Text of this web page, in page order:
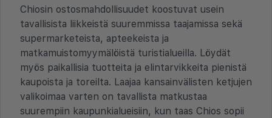
Chiosin ostosmahdollisuudet koostuvat usein
tavallisista liikkeistä suuremmissa taajamissa sekä
supermarketeista, apteekeista ja
matkamuistomyymälöistä turistialueilla. Löydät
myös paikallisia tuotteita ja elintarvikkeita pienistä
kaupoista ja toreilta. Laajaa kansainvälisten ketjujen
valikoimaa varten on tavallista matkustaa
suurempiin kaupunkialueisiin, kun taas Chios sopii